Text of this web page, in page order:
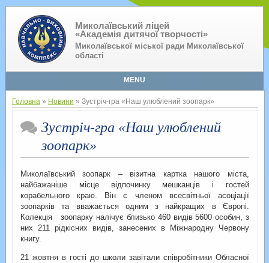
Миколаївський ліцей
«Академія дитячої творчості»
Миколаївської міської ради Миколаївської
області
MENU
Головна» Новини » Зустріч-гра «Наш улюблений зоопарк»
Зустріч-гра «Наш улюблений
зоопарк»
Миколаївський зоопарк – візитна картка нашого міста,
найбажаніше місце відпочинку мешканців і гостей
корабельного краю. Він є членом всесвітньої асоціації
зоопарків та вважається одним з найкращих в Європі.
Колекція зоопарку налічує близько 460 видів 5600 особин, з
них 211 рідкісних видів, занесених в Міжнародну Червону
книгу.
21 жовтня в гості до школи завітали співробітники Обласної